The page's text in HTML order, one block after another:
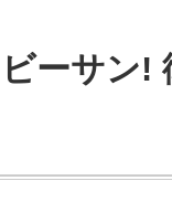
ーサン!